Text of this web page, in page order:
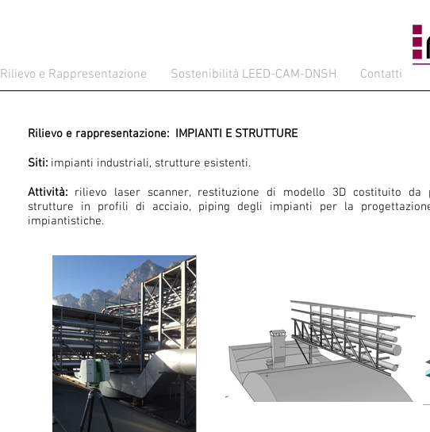
Rilievo e Rappresentazione Sostenibilità LEED-CAM-DNSH Contatti
Rilievo e rappresentazione: IMPIANTI E STRUTTURE
Siti: impianti industriali, strutture esistenti.
Attività: rilievo laser scanner, restituzione di modello 3D costituito da
strutture in profili di acciaio, piping degli impianti per la
impiantistiche.